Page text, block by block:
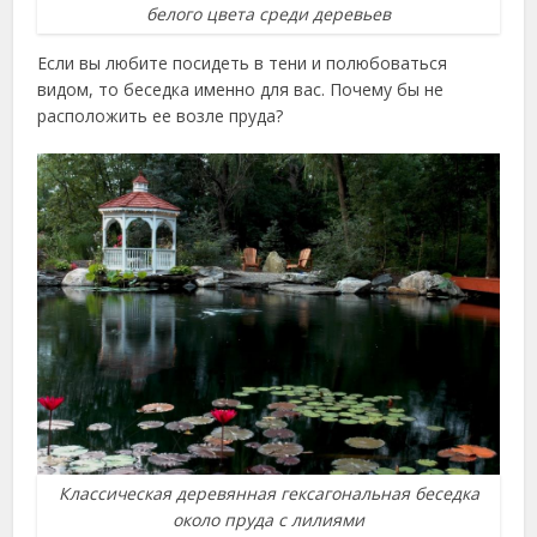
белого цвета среди деревьев
Если вы любите посидеть в тени и полюбоваться
видом, то беседка именно для вас. Почему бы не
расположить ее возле пруда?
Классическая деревянная гексагональная беседка
около пруда с лилиями